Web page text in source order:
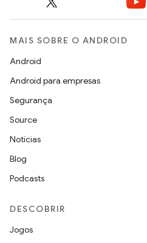
MAIS SOBRE O ANDROID
Android
Android para empresas
Segurança
Source
Notícias
Blog
Podcasts
DESCOBRIR
Jogos